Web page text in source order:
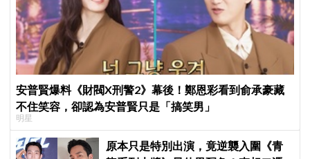
安普賢爆料《財閥X刑警2》幕後！鄭恩彩看到俞承豪藏
不住笑容，卻認為安普賢只是「搞笑男」
明星
原本只是特別出演，竟逆襲入圍《青